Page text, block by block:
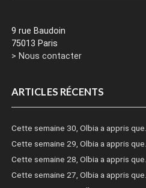
9 rue Baudoin
75013 Paris
> Nous contacter
ARTICLES RÉCENTS
Cette semaine 30, Olbia a appris que…
Cette semaine 29, Olbia a appris que…
Cette semaine 28, Olbia a appris que…
Cette semaine 27, Olbia a appris que…